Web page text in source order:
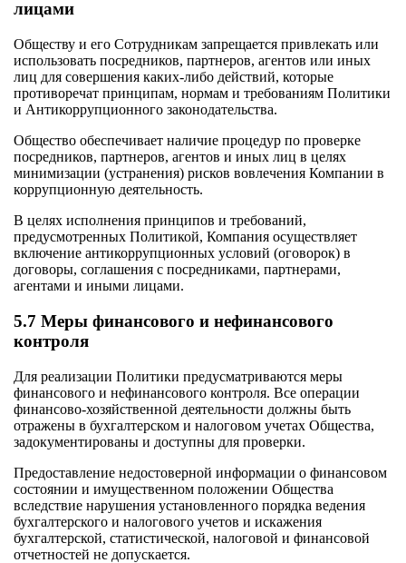
лицами
Обществу и его Сотрудникам запрещается привлекать или
использовать посредников, партнеров, агентов или иных
лиц для совершения каких-либо действий, которые
противоречат принципам, нормам и требованиям Политики
и Антикоррупционного законодательства.
Общество обеспечивает наличие процедур по проверке
посредников, партнеров, агентов и иных лиц в целях
минимизации (устранения) рисков вовлечения Компании в
коррупционную деятельность.
В целях исполнения принципов и требований,
предусмотренных Политикой, Компания осуществляет
включение антикоррупционных условий (оговорок) в
договоры, соглашения с посредниками, партнерами,
агентами и иными лицами.
5.7 Меры финансового и нефинансового
контроля
Для реализации Политики предусматриваются меры
финансового и нефинансового контроля. Все операции
финансово-хозяйственной деятельности должны быть
отражены в бухгалтерском и налоговом учетах Общества,
задокументированы и доступны для проверки.
Предоставление недостоверной информации о финансовом
состоянии и имущественном положении Общества
вследствие нарушения установленного порядка ведения
бухгалтерского и налогового учетов и искажения
бухгалтерской, статистической, налоговой и финансовой
отчетностей не допускается.